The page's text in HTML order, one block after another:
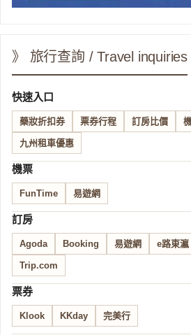
》 旅行查詢 / Travel inquiries
快速入口
藥妝折扣券 票券行程 訂房比價
九州租車優惠
機票
FunTime 易遊網
訂房
Agoda Booking 易遊網 e路東瀛
Trip.com
票券
Klook KKday 完美行